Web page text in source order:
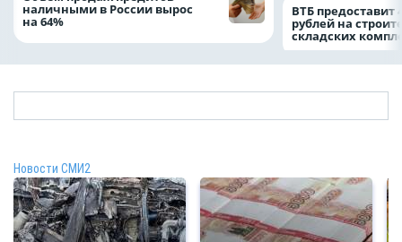
наличными в России вырос
на 64%
ВТБ предоставит
рублей на
складских
Новости СМИ2